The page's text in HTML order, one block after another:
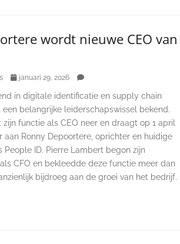
wordt nieuwe CEO van
januari 29, 2026
in digitale identificatie en supply chain
belangrijke leiderschapswissel bekend.
functie als CEO neer en draagt op 1 april
aan Ronny Depoortere, oprichter en huidige
People ID. Pierre Lambert begon zijn
CFO en bekleedde deze functie meer dan
bijdroeg aan de groei van het bedrijf.